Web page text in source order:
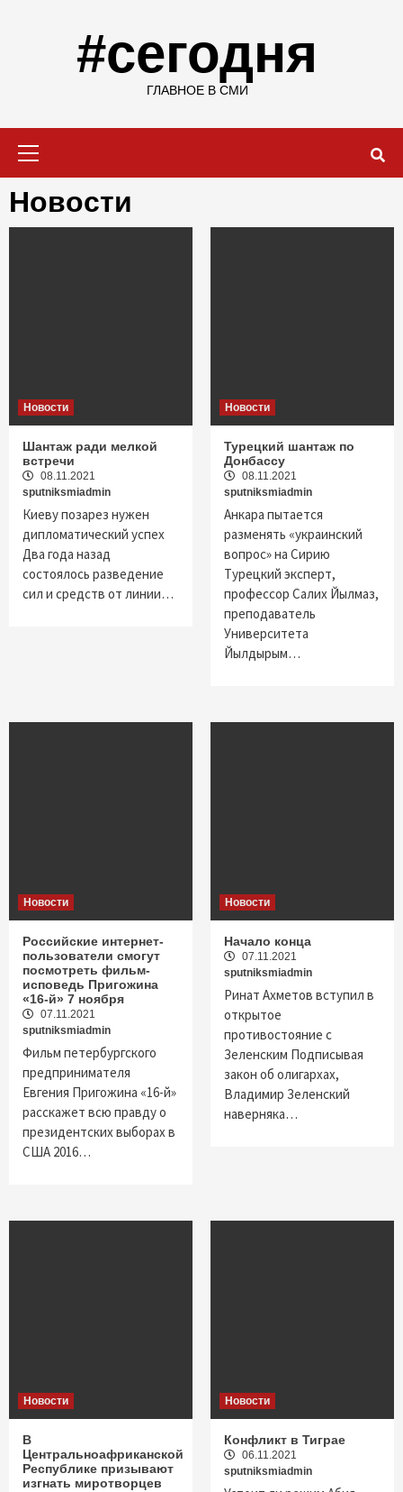
#сегодня
ГЛАВНОЕ В СМИ
Новости
Новости
Шантаж ради мелкой
встречи
08.11.2021
sputniksmiadmin
Киеву позарез нужен
дипломатический успех
Два года назад
состоялось разведение
сил и средств от линии…
Новости
Турецкий шантаж по
Донбассу
08.11.2021
sputniksmiadmin
Анкара пытается
разменять «украинский
вопрос» на Сирию
Турецкий эксперт,
профессор Салих Йылмаз,
преподаватель
Университета
Йылдырым…
Новости
Российские интернет-
пользователи смогут
посмотреть фильм-
исповедь Пригожина
«16-й» 7 ноября
07.11.2021
sputniksmiadmin
Фильм петербургского
предпринимателя
Евгения Пригожина «16-й»
расскажет всю правду о
президентских выборах в
США 2016…
Новости
Начало конца
07.11.2021
sputniksmiadmin
Ринат Ахметов вступил в
открытое
противостояние с
Зеленским Подписывая
закон об олигархах,
Владимир Зеленский
наверняка…
Новости
В
Центральноафриканской
Республике призывают
изгнать миротворцев
Новости
Конфликт в Тиграе
06.11.2021
sputniksmiadmin